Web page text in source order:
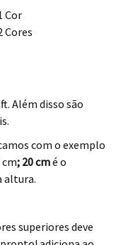
Cor
Cores
Além disso são
com o exemplo
; 20 cmé o
altura.
superiores deve